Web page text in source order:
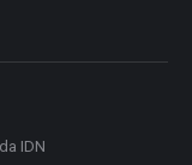
IDN